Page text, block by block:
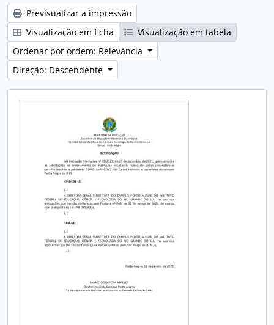
Previsualizar a impressão
Visualização em ficha
Visualização em tabela
Ordenar por ordem: Relevância
Direção: Descendente